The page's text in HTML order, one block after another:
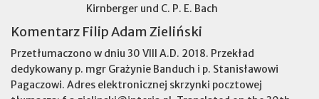
Kirnberger und C. P. E. Bach
Komentarz Filip Adam Zieliński
Przetłumaczono w dniu 30 VIII A.D. 2018. Przekład
dedykowany p. mgr Grażynie Banduch i p. Stanisławowi
Pagaczowi. Adres elektronicznej skrzynki pocztowej